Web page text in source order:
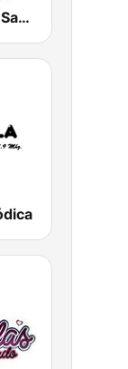
Viejitas pero Sabrosas Radio